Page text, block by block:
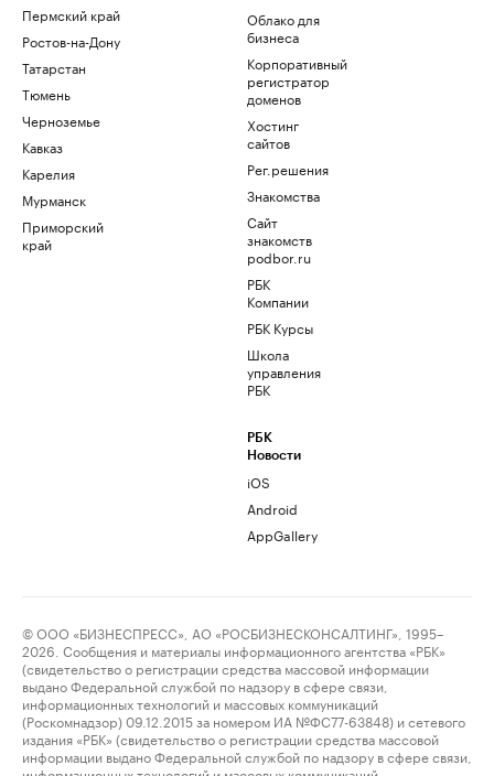
Пермский край
Ростов-на-Дону
Татарстан
Тюмень
Черноземье
Кавказ
Карелия
Мурманск
Приморский
край
Облако для
бизнеса
Корпоративный
регистратор
доменов
Хостинг
сайтов
Рег.решения
Знакомства
Сайт
знакомств
podbor.ru
РБК
Компании
РБК Курсы
Школа
управления
РБК
РБК
Новости
iOS
Android
AppGallery
© ООО «БИЗНЕСПРЕСС», АО «РОСБИЗНЕСКОНСАЛТИНГ», 1995–
2026. Сообщения и материалы информационного агентства «РБК»
(свидетельство о регистрации средства массовой информации
выдано Федеральной службой по надзору в сфере связи,
информационных технологий и массовых коммуникаций
(Роскомнадзор) 09.12.2015 за номером ИА №ФС77-63848) и сетевого
издания «РБК» (свидетельство о регистрации средства массовой
информации выдано Федеральной службой по надзору в сфере связи,